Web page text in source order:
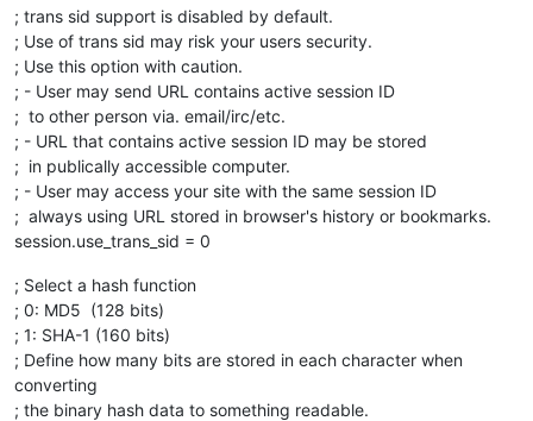
; trans sid support is disabled by default.
; Use of trans sid may risk your users security.
; Use this option with caution.
; - User may send URL contains active session ID
; to other person via. email/irc/etc.
; - URL that contains active session ID may be stored
; in publically accessible computer.
; - User may access your site with the same session ID
; always using URL stored in browser's history or bookmarks.
session.use_trans_sid = 0
; Select a hash function
; 0: MD5 (128 bits)
; 1: SHA-1 (160 bits)
; Define how many bits are stored in each character when
converting
; the binary hash data to something readable.